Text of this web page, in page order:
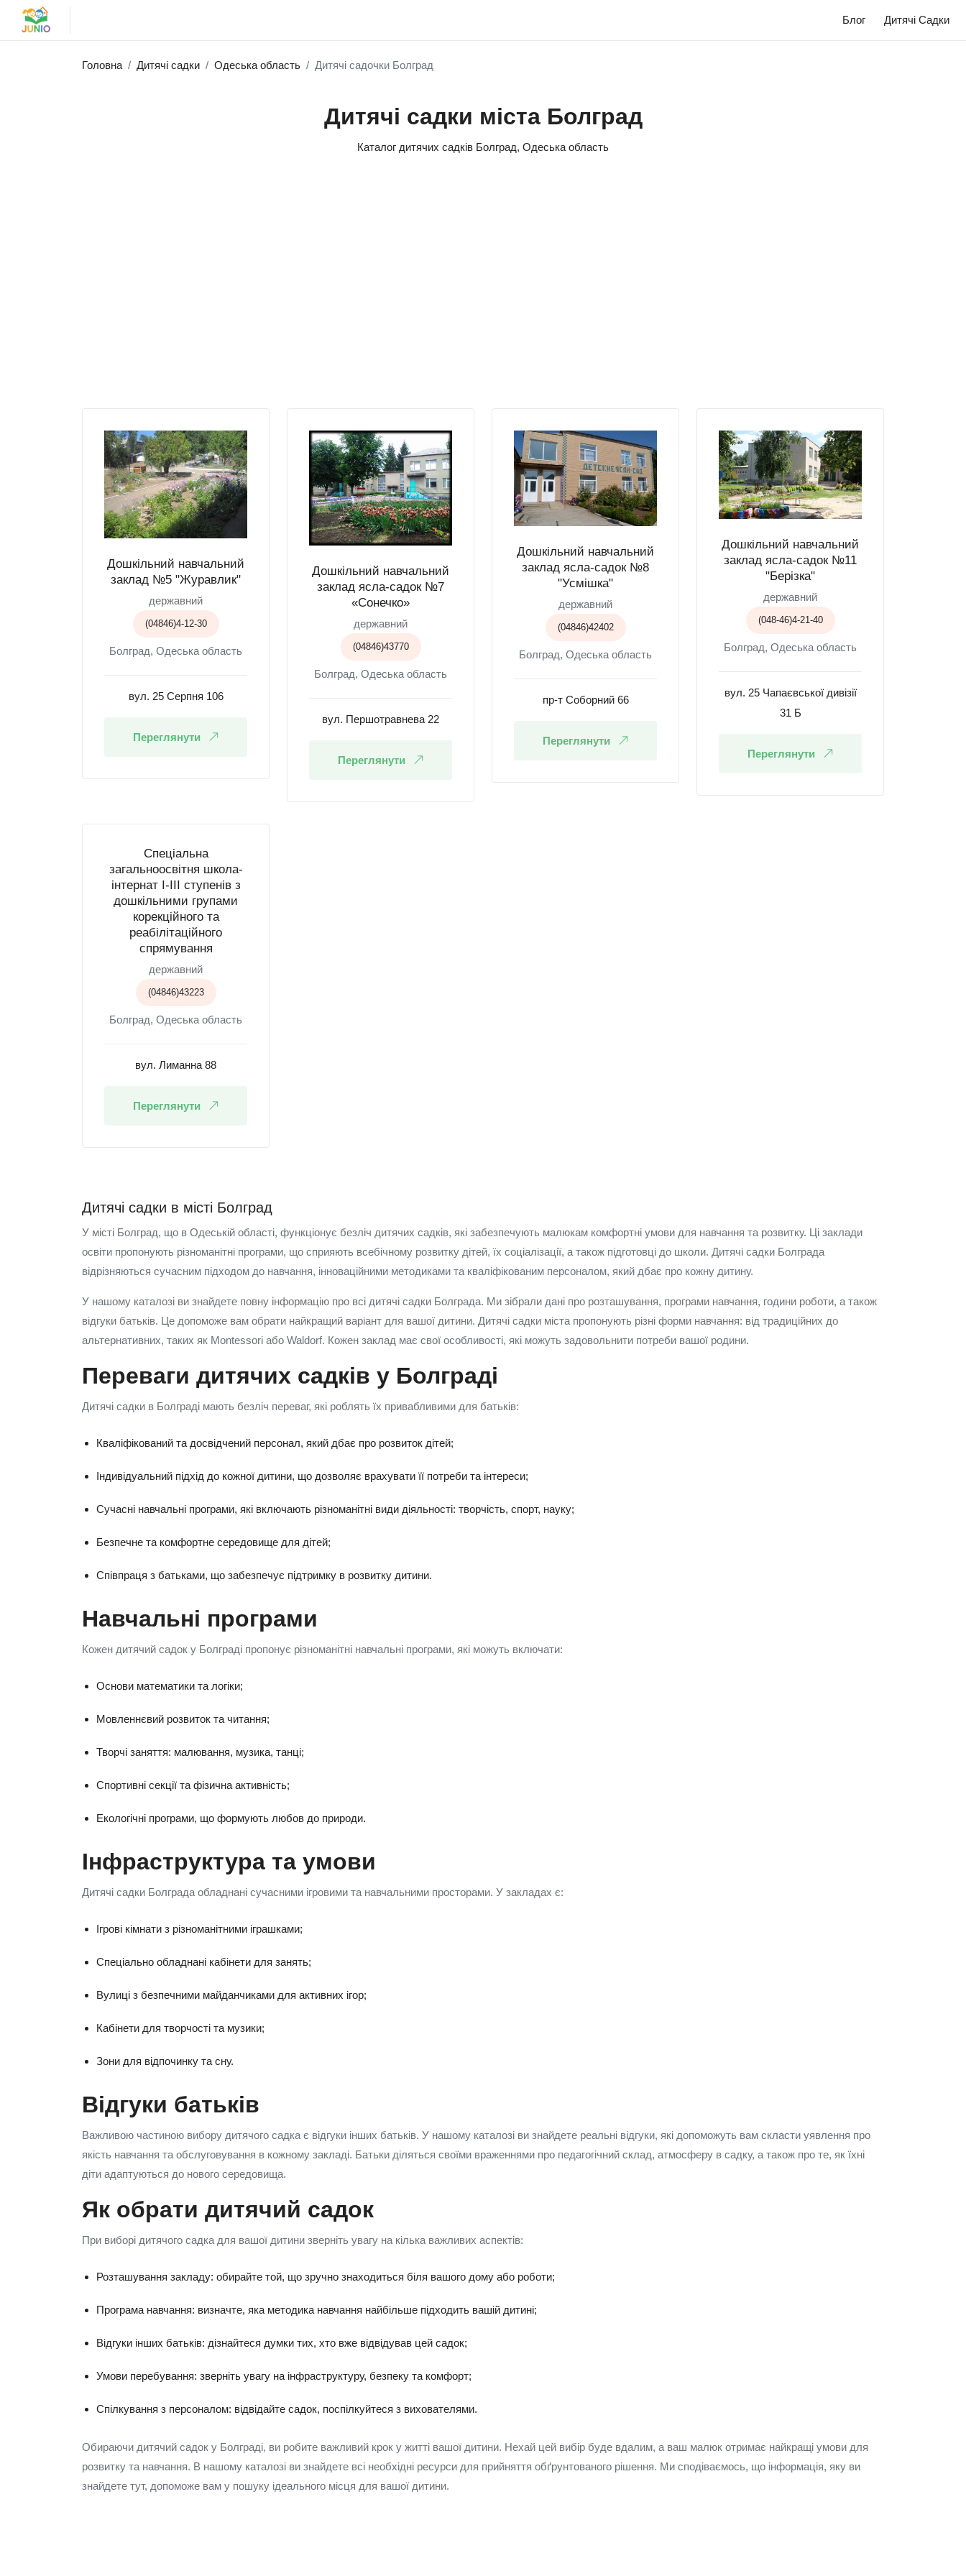
Блог Дитячі Садки
Головна Дитячі садки Одеська область Дитячі садочки Болград
Дитячі садки міста Болград
Каталог дитячих садків Болград, Одеська область
Дошкільний навчальний
заклад №5 "Журавлик"
державний
(04846)4-12-30
Болград, Одеська область
вул. 25 Серпня 106
Переглянути
Дошкільний навчальний
заклад ясла-садок №7
«Сонечко»
державний
(04846)43770
Болград, Одеська область
вул. Першотравнева 22
Переглянути
Дошкільний навчальний
заклад ясла-садок №8
"Усмішка"
державний
(04846)42402
Болград, Одеська область
пр-т Соборний 66
Переглянути
Дошкільний навчальний
заклад ясла-садок №11
"Берізка"
державний
(048-46)4-21-40
Болград, Одеська область
вул. 25 Чапаєвської дивізії
31 Б
Переглянути
Спеціальна
загальноосвітня школа-
інтернат І-ІІІ ступенів з
дошкільними групами
корекційного та
реабілітаційного
спрямування
державний
(04846)43223
Болград, Одеська область
вул. Лиманна 88
Переглянути
Дитячі садки в місті Болград
У місті Болград, що в Одеській області, функціонує безліч дитячих садків, які забезпечують малюкам комфортні умови для навчання та розвитку. Ці заклади
освіти пропонують різноманітні програми, що сприяють всебічному розвитку дітей, їх соціалізації, а також підготовці до школи. Дитячі садки Болграда
відрізняються сучасним підходом до навчання, інноваційними методиками та кваліфікованим персоналом, який дбає про кожну дитину.
У нашому каталозі ви знайдете повну інформацію про всі дитячі садки Болграда. Ми зібрали дані про розташування, програми навчання, години роботи, а також
відгуки батьків. Це допоможе вам обрати найкращий варіант для вашої дитини. Дитячі садки міста пропонують різні форми навчання: від традиційних до
альтернативних, таких як Montessori або Waldorf. Кожен заклад має свої особливості, які можуть задовольнити потреби вашої родини.
Переваги дитячих садків у Болграді
Дитячі садки в Болграді мають безліч переваг, які роблять їх привабливими для батьків:
Кваліфікований та досвідчений персонал, який дбає про розвиток дітей;
Індивідуальний підхід до кожної дитини, що дозволяє врахувати її потреби та інтереси;
Сучасні навчальні програми, які включають різноманітні види діяльності: творчість, спорт, науку;
Безпечне та комфортне середовище для дітей;
Співпраця з батьками, що забезпечує підтримку в розвитку дитини.
Навчальні програми
Кожен дитячий садок у Болграді пропонує різноманітні навчальні програми, які можуть включати:
Основи математики та логіки;
Мовленнєвий розвиток та читання;
Творчі заняття: малювання, музика, танці;
Спортивні секції та фізична активність;
Екологічні програми, що формують любов до природи.
Інфраструктура та умови
Дитячі садки Болграда обладнані сучасними ігровими та навчальними просторами. У закладах є:
Ігрові кімнати з різноманітними іграшками;
Спеціально обладнані кабінети для занять;
Вулиці з безпечними майданчиками для активних ігор;
Кабінети для творчості та музики;
Зони для відпочинку та сну.
Відгуки батьків
Важливою частиною вибору дитячого садка є відгуки інших батьків. У нашому каталозі ви знайдете реальні відгуки, які допоможуть вам скласти уявлення про
якість навчання та обслуговування в кожному закладі. Батьки діляться своїми враженнями про педагогічний склад, атмосферу в садку, а також про те, як їхні
діти адаптуються до нового середовища.
Як обрати дитячий садок
При виборі дитячого садка для вашої дитини зверніть увагу на кілька важливих аспектів:
Розташування закладу: обирайте той, що зручно знаходиться біля вашого дому або роботи;
Програма навчання: визначте, яка методика навчання найбільше підходить вашій дитині;
Відгуки інших батьків: дізнайтеся думки тих, хто вже відвідував цей садок;
Умови перебування: зверніть увагу на інфраструктуру, безпеку та комфорт;
Спілкування з персоналом: відвідайте садок, поспілкуйтеся з вихователями.
Обираючи дитячий садок у Болграді, ви робите важливий крок у житті вашої дитини. Нехай цей вибір буде вдалим, а ваш малюк отримає найкращі умови для
розвитку та навчання. В нашому каталозі ви знайдете всі необхідні ресурси для прийняття обґрунтованого рішення. Ми сподіваємось, що інформація, яку ви
знайдете тут, допоможе вам у пошуку ідеального місця для вашої дитини.